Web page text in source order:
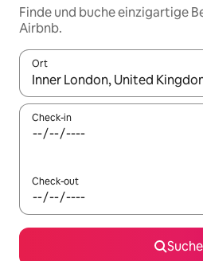
Finde und buche einzigartige
Airbnb.
Ort
Wenn Ergebnisse verfügbar
Check-in
Check-out
Suche